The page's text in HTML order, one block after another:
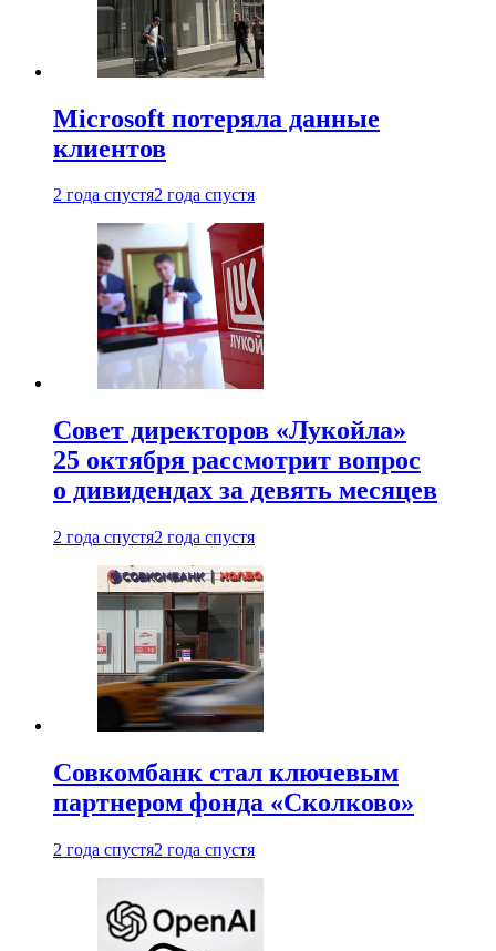
Microsoft потеряла данные
клиентов
2 года спустя2 года спустя
Совет директоров «Лукойла»
25 октября рассмотрит вопрос
о дивидендах за девять месяцев
2 года спустя2 года спустя
Совкомбанк стал ключевым
партнером фонда «Сколково»
2 года спустя2 года спустя